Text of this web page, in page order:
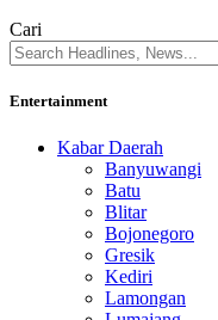
Cari
Entertainment
Kabar Daerah
Banyuwangi
Batu
Blitar
Bojonegoro
Gresik
Kediri
Lamongan